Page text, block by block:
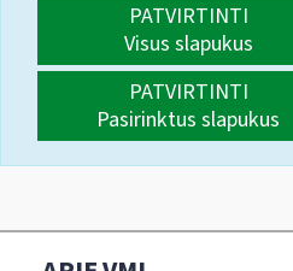
PATVIRTINTI
Visus slapukus
PATVIRTINTI
Pasirinktus slapukus